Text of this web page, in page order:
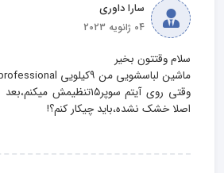
سارا داوری
04 ژانویه 2023
اصلا خشک نشده،باید چیکار کنم؟!